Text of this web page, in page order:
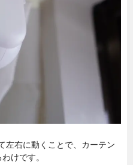
左右に動くことで、カーテン
けです。